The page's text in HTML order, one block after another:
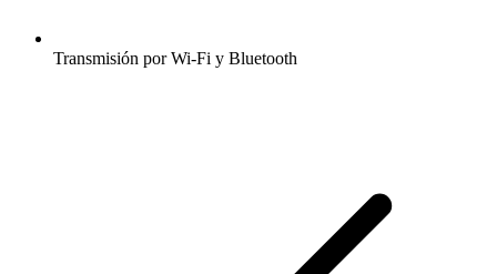
Transmisión por Wi-Fi y Bluetooth